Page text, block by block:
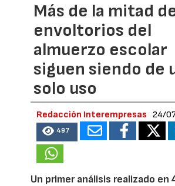
Más de la mitad
envoltorios del
almuerzo escolar
siguen siendo de
solo uso
Redacción Interempresas 24/
497
Un primer análisis realizado en